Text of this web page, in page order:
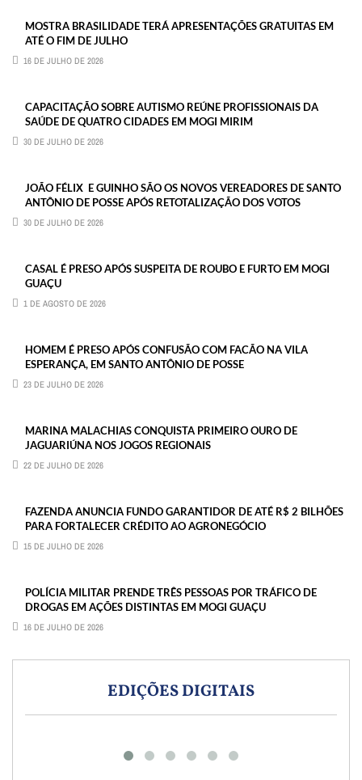
MOSTRA BRASILIDADE TERÁ APRESENTAÇÕES GRATUITAS EM
ATÉ O FIM DE JULHO
16 DE JULHO DE 2026
CAPACITAÇÃO SOBRE AUTISMO REÚNE PROFISSIONAIS DA
SAÚDE DE QUATRO CIDADES EM MOGI MIRIM
30 DE JULHO DE 2026
JOÃO FÉLIX E GUINHO SÃO OS NOVOS VEREADORES DE SANTO
ANTÔNIO DE POSSE APÓS RETOTALIZAÇÃO DOS VOTOS
30 DE JULHO DE 2026
CASAL É PRESO APÓS SUSPEITA DE ROUBO E FURTO EM MOGI
GUAÇU
1 DE AGOSTO DE 2026
HOMEM É PRESO APÓS CONFUSÃO COM FACÃO NA VILA
ESPERANÇA, EM SANTO ANTÔNIO DE POSSE
23 DE JULHO DE 2026
MARINA MALACHIAS CONQUISTA PRIMEIRO OURO DE
JAGUARIÚNA NOS JOGOS REGIONAIS
22 DE JULHO DE 2026
FAZENDA ANUNCIA FUNDO GARANTIDOR DE ATÉ R$ 2 BILHÕES
PARA FORTALECER CRÉDITO AO AGRONEGÓCIO
15 DE JULHO DE 2026
POLÍCIA MILITAR PRENDE TRÊS PESSOAS POR TRÁFICO DE
DROGAS EM AÇÕES DISTINTAS EM MOGI GUAÇU
16 DE JULHO DE 2026
EDIÇÕES DIGITAIS